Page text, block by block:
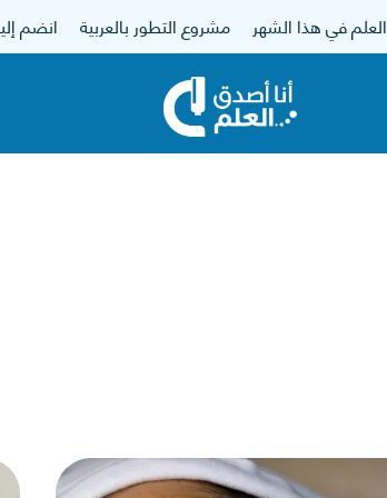
العلم في هذا الشهر مشروع التطور بالعربية انضم